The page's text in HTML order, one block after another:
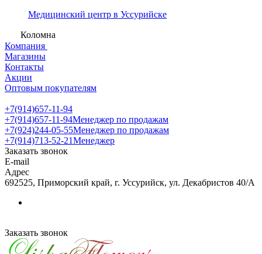
Медицинский центр в Уссурийске
Коломна
Компания
Магазины
Контакты
Акции
Оптовым покупателям
+7(914)657-11-94
+7(914)657-11-94Менеджер по продажам
+7(924)244-05-55Менеджер по продажам
+7(914)713-52-21Менеджер
Заказать звонок
E-mail
Адрес
692525, Приморский край, г. Уссурийск, ул. Декабристов 40/А
Заказать звонок